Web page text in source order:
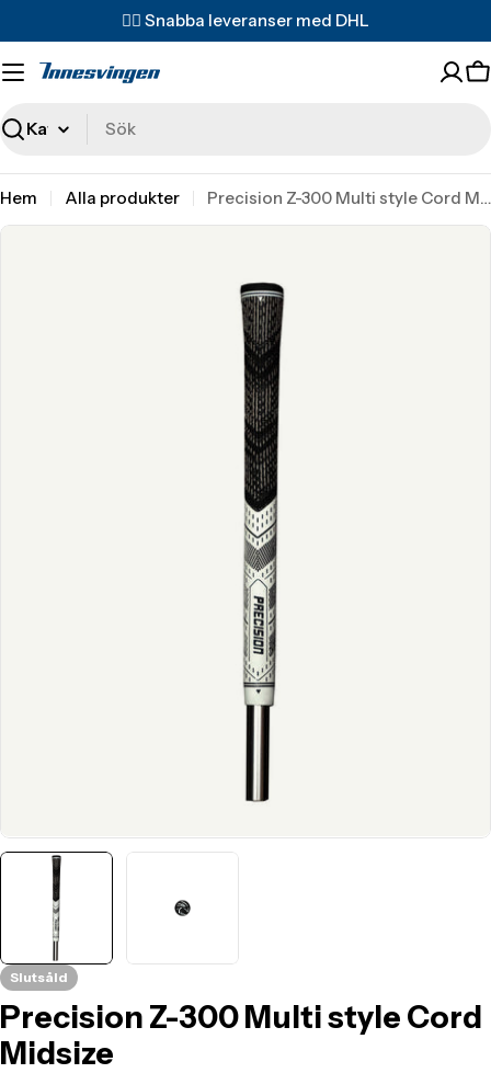
missing:
sv.accessibility.skip_to_text
✌🏼 Snabba leveranser med DHL
Sök
Hem Alla produkter
Precision Z-300 Multi style Cord Midsize
Translation
sv.accessibility.skip_to_product_info
Translation missing: sv.products.product.media.open_media
Slutsåld
Precision Z-300 Multi style Cord
Midsize